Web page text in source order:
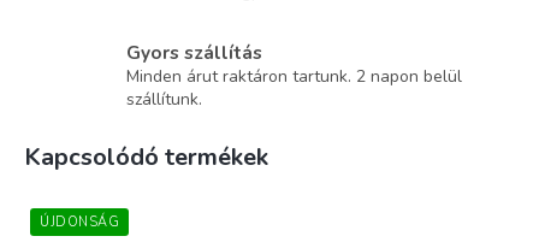
Gyors szállítás
Minden árut raktáron tartunk. 2 napon belül
szállítunk.
Kapcsolódó termékek
ÚJDONSÁG